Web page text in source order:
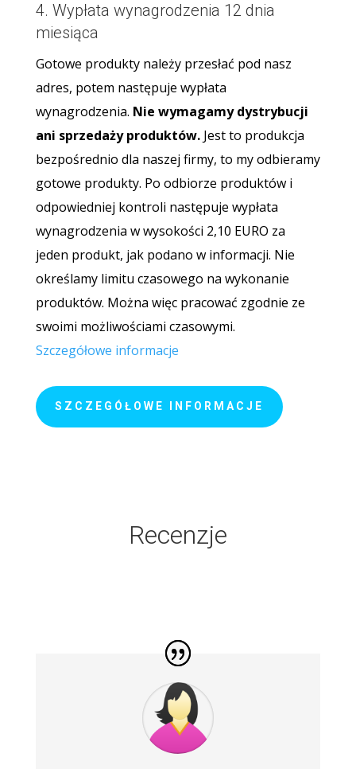
4. Wypłata wynagrodzenia 12 dnia
miesiąca
Gotowe produkty należy przesłać pod nasz
adres, potem następuje wypłata
wynagrodzenia. Nie wymagamy dystrybucji
ani sprzedaży produktów.Jest to produkcja
bezpośrednio dla naszej firmy, to my odbieramy
gotowe produkty. Po odbiorze produktów i
odpowiedniej kontroli następuje wypłata
wynagrodzenia w wysokości 2,10 EURO za
jeden produkt, jak podano w informacji. Nie
określamy limitu czasowego na wykonanie
produktów. Można więc pracować zgodnie ze
swoimi możliwościami czasowymi.
Szczegółowe informacje
SZCZEGÓŁOWE INFORMACJE
Recenzje